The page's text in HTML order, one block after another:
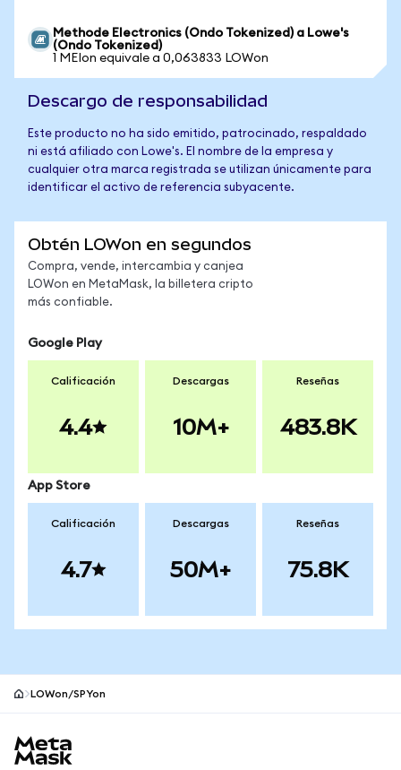
Methode Electronics (Ondo Tokenized) a Lowe's
(Ondo Tokenized)
1 MEIon equivale a 0,063833 LOWon
Descargo de responsabilidad
Este producto no ha sido emitido, patrocinado, respaldado
ni está afiliado con Lowe's. El nombre de la empresa y
cualquier otra marca registrada se utilizan únicamente para
identificar el activo de referencia subyacente.
Obtén LOWon en segundos
Compra, vende, intercambia y canjea
LOWon en MetaMask, la billetera cripto
más confiable.
Google Play
Calificación
4.4
Descargas
10M+
Reseñas
483.8K
App Store
Calificación
4.7
Descargas
50M+
Reseñas
75.8K
LOWon/SPYon